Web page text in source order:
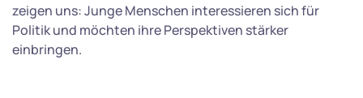
zeigen uns: Junge Menschen interessieren sich für
Politik und möchten ihre Perspektiven stärker
einbringen.